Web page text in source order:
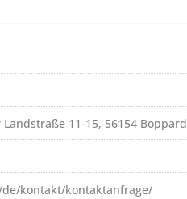
11-15, 56154 Boppard
kontakt/kontaktanfrage/